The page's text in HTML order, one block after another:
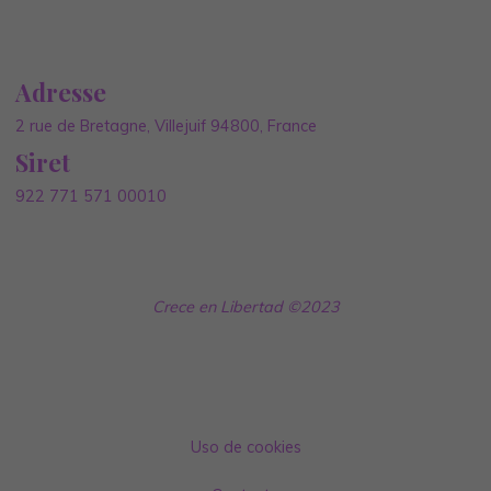
Adresse
2 rue de Bretagne, Villejuif 94800, France
Siret
922 771 571 00010
Crece en Libertad ©2023
Uso de cookies